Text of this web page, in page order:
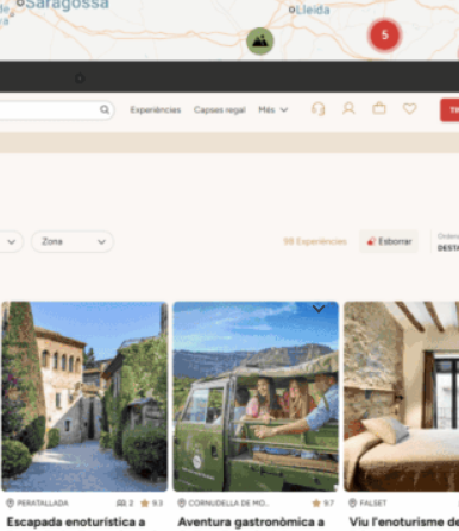
impulsades per
iniciatives locals
Informació clara i
:
ubicació, preu
Ideal per a:
Ves a l'eina